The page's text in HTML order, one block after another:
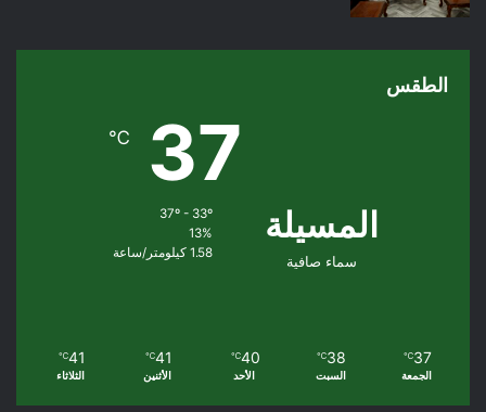
الطقس
المسيلة
سماء صافية
37
℃
37º - 33º
13%
1.58 كيلومتر/ساعة
37
℃
الجمعة
38
℃
السبت
40
℃
الأحد
41
℃
الأثنين
41
℃
الثلاثاء